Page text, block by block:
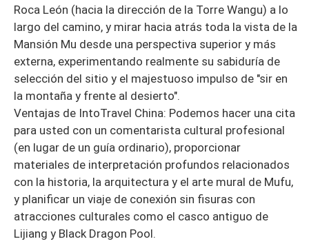
Roca León (hacia la dirección de la Torre Wangu) a lo
largo del camino, y mirar hacia atrás toda la vista de la
Mansión Mu desde una perspectiva superior y más
externa, experimentando realmente su sabiduría de
selección del sitio y el majestuoso impulso de "sir en
la montaña y frente al desierto".
Ventajas de IntoTravel China: Podemos hacer una cita
para usted con un comentarista cultural profesional
(en lugar de un guía ordinario), proporcionar
materiales de interpretación profundos relacionados
con la historia, la arquitectura y el arte mural de Mufu,
y planificar un viaje de conexión sin fisuras con
atracciones culturales como el casco antiguo de
Lijiang y Black Dragon Pool.